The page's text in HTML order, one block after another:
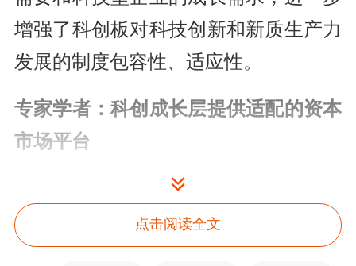
增强了科创板对科技创新和新质生产力
发展的制度包容性、适应性。
专家学者：科创成长层提供适配的资本
市场平台
复旦大学金融研究院金融学教授、博士
生导师，美国斯坦福大学访问学者张宗
新表示，从全球实践看，科技型企业往
点击阅读全文